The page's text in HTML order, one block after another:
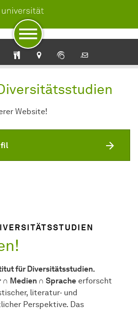
Services
Website!
für Diversitätsstudien.
Medien ∩ Sprache erforscht
literatur- und
Perspektive. Das